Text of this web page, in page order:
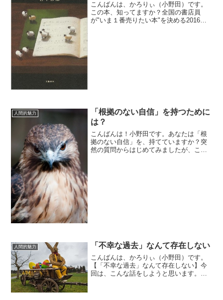
こんばんは、かろりぃ（小野田）です。
この本、知ってますか？全国の書店員
が"いま１番売りたい本"を決める2016本
人間的魅力
「根拠のない自信」を持つために
は？
こんばんは！小野田です。あなたは「根
拠のない自信」を、持てていますか？突
然の質問からはじめてみましたが、これ
人間的魅力 「不幸な過去」なんて存在しない
こんばんは、かろりぃ（小野田）です。
【「不幸な過去」なんて存在しない】今
回は、こんな話をしようと思います。時